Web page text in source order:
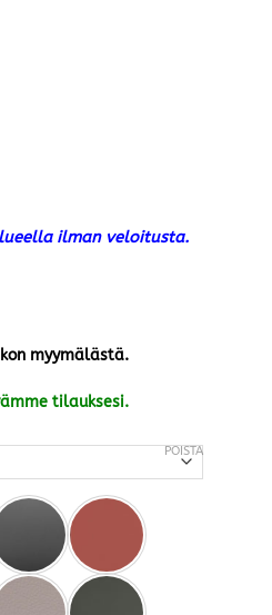
ilman veloitusta.
myymälästä.
tilauksesi.
POISTA